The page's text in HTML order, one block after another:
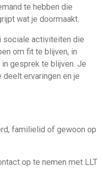
te hebben die
wat je doormaakt.
sociale activiteiten die
om fit te blijven, in
gesprek te blijven. Je
deelt ervaringen en je
familielid of gewoon op
op te nemen met LLT